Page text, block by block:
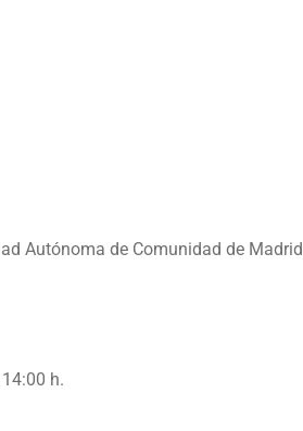
Autónoma de Comunidad de Madrid
h.